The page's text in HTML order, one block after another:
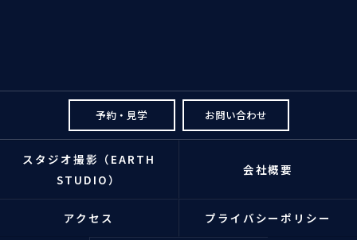
予約・見学 お問い合わせ
スタジオ撮影（EARTH
STUDIO）
会社概要
アクセス プライバシーポリシー